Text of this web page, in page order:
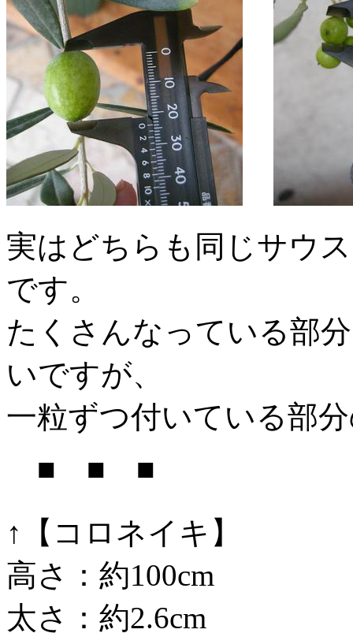
実はどちらも同じサウ
です。
たくさんなっている部
いですが、
一粒ずつ付いている部
■ ■ ■
↑【コロネイキ】
高さ：約100cm
太さ：約2.6cm